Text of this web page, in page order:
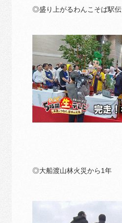
◎盛り上がるわんこそば駅伝
◎大船渡山林火災から1年